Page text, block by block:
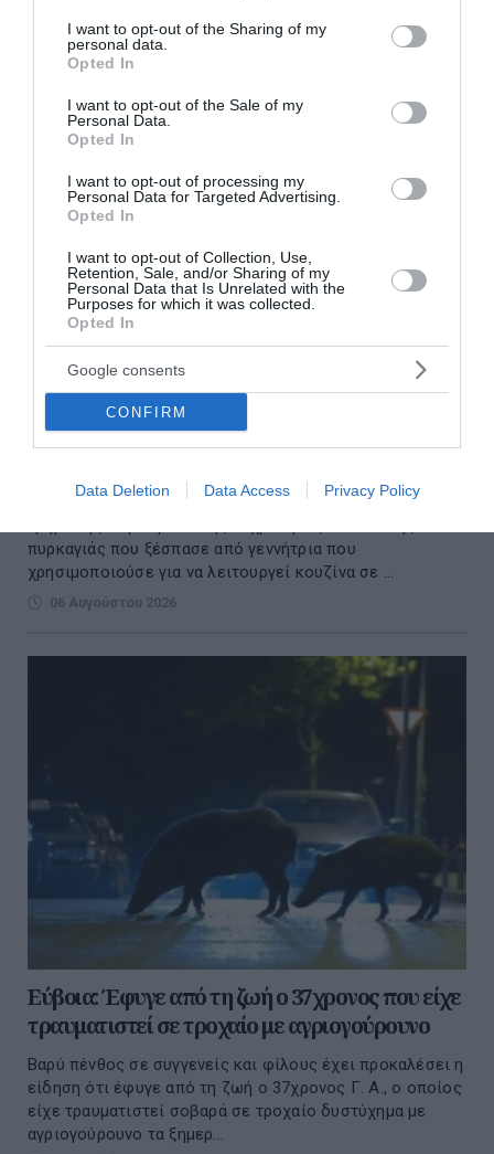
not limited to your visit or usage behaviour. You may click to
grant or deny consent to Google and its third-party tags to
use your data for below specified purposes in below Google
consent section.
I want to opt-out of the Sharing of my
personal data.
Opted In
I want to opt-out of the Sale of my
Personal Data.
Opted In
I want to opt-out of processing my
Personal Data for Targeted Advertising.
Opted In
I want to opt-out of Collection, Use,
Retention, Sale, and/or Sharing of my
Personal Data that Is Unrelated with the
Purposes for which it was collected.
Opted In
Google consents
CONFIRM
Data Deletion Data Access Privacy Policy
νοτιοανατολικό και βορειοανατολικ...
06 Αυγούστου 2026
Συνελήφθη το βράδυ της Πέμπτης από το ανακριτικό
πυρκαγιάς που ξέσπασε από γεννήτρια που
χρησιμοποιούσε για να λειτουργεί κουζίνα σε ...
06 Αυγούστου 2026
Εύβοια: Έφυγε από τη ζωή ο 37χρονος που είχε
τραυματιστεί σε τροχαίο με αγριογούρουνο
Βαρύ πένθος σε συγγενείς και φίλους έχει προκαλέσει η
είδηση ότι έφυγε από τη ζωή ο 37χρονος Γ. Α., ο οποίος
είχε τραυματιστεί σοβαρά σε τροχαίο δυστύχημα με
αγριογούρουνο τα ξημερ...